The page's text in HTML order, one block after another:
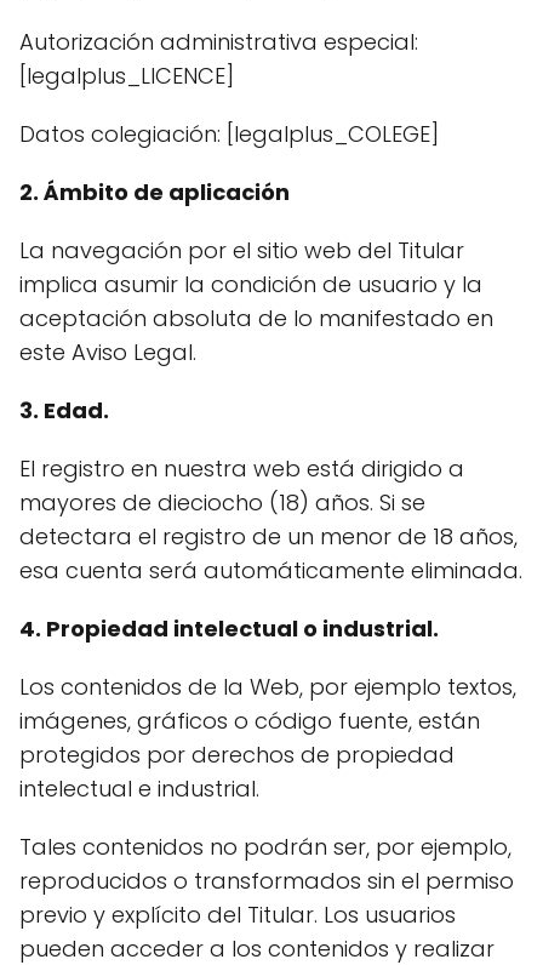
Autorización administrativa especial:
[legalplus_LICENCE]
Datos colegiación: [legalplus_COLEGE]
2. Ámbito de aplicación
La navegación por el sitio web del Titular
implica asumir la condición de usuario y la
aceptación absoluta de lo manifestado en
este Aviso Legal.
3. Edad.
El registro en nuestra web está dirigido a
mayores de dieciocho (18) años. Si se
detectara el registro de un menor de 18 años,
esa cuenta será automáticamente eliminada.
4. Propiedad intelectual o industrial.
Los contenidos de la Web, por ejemplo textos,
imágenes, gráficos o código fuente, están
protegidos por derechos de propiedad
intelectual e industrial.
Tales contenidos no podrán ser, por ejemplo,
reproducidos o transformados sin el permiso
previo y explícito del Titular. Los usuarios
pueden acceder a los contenidos y realizar